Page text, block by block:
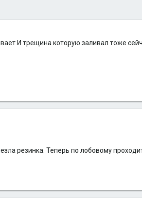
трещина которую заливал тоже
резинка. Теперь по лобовому